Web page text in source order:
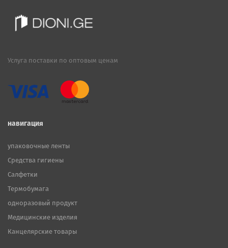
Услуга поставки по оптовым ценам
навигация
упаковочные ленты
Средства гигиены
Салфетки
Термобумага
одноразовый продукт
Медицинские изделия
Канцелярские товары